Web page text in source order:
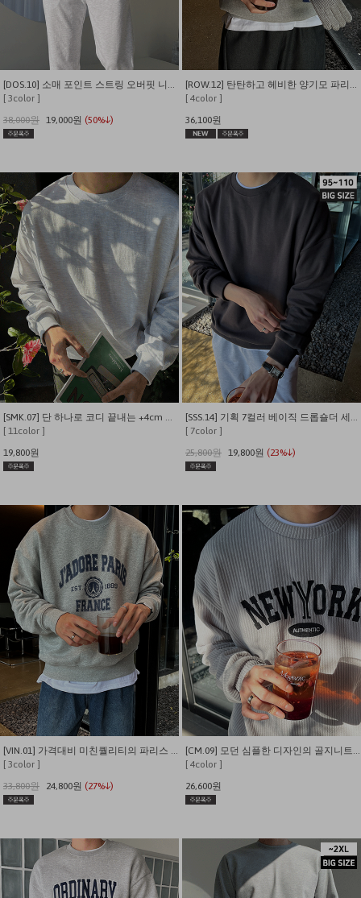
[DOS.10] 소매 포인트 스트링 오버핏 니트 맨투맨
[ 3color ]
38,000원 19,000원 (50%↓)
[ROW.12] 탄탄하고 헤비한 양기모 파리스 월계수 맨투맨
[ 4color ]
36,100원
[SMK.07] 단 하나로 코디 끝내는 +4cm 레이어드 맨투맨
[ 11color ]
19,800원
[SSS.14] 기획 7컬러 베이직 드롭숄더 세미오버핏 맨투맨
[ 7color ]
25,800원 19,800원 (23%↓)
[ 3color ]
33,800원
24,800원 (27%↓)
[ 4color ]
26,600원